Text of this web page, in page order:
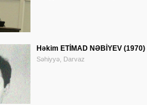
Həkim ETİMAD NƏBİYEV (1970)
Səhiyyə, Darvaz